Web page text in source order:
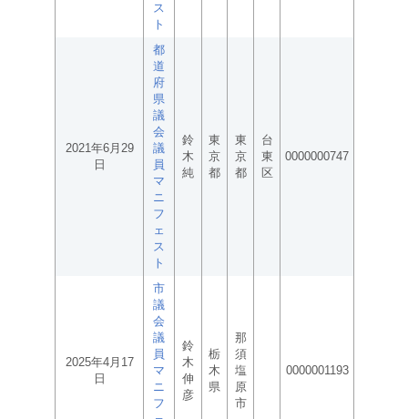
ス
ト
2021年6月29
日
都
道
府
県
議
会
議
員
マ
ニ
フ
ェ
ス
ト
鈴
木
純
東
京
都
東
京
都
台
東
区
0000000747
2025年4月17
日
市
議
会
議
員
マ
ニ
フ
鈴
木
伸
彦
栃
木
県
那
須
塩
原
市
0000001193